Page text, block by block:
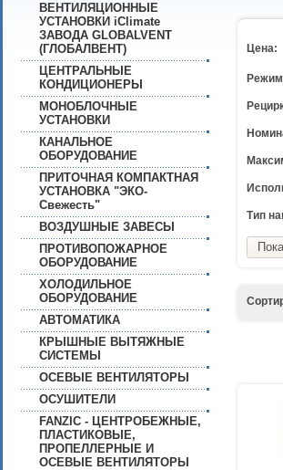
Цена:
Режим
Тип
ВЕНТИЛЯЦИОННЫЕ
УСТАНОВКИ iClimate
ЗАВОДА GLOBALVENT
(ГЛОБАЛВЕНТ)
ЦЕНТРАЛЬНЫЕ
КОНДИЦИОНЕРЫ
МОНОБЛОЧНЫЕ
УСТАНОВКИ
КАНАЛЬНОЕ
ОБОРУДОВАНИЕ
ПРИТОЧНАЯ КОМПАКТНАЯ
УСТАНОВКА "ЭКО-
Свежесть"
ВОЗДУШНЫЕ ЗАВЕСЫ
ПРОТИВОПОЖАРНОЕ
ОБОРУДОВАНИЕ
ХОЛОДИЛЬНОЕ
ОБОРУДОВАНИЕ
АВТОМАТИКА
КРЫШНЫЕ ВЫТЯЖНЫЕ
СИСТЕМЫ
ОСЕВЫЕ ВЕНТИЛЯТОРЫ
ОСУШИТЕЛИ
FANZIC - ЦЕНТРОБЕЖНЫЕ,
ПЛАСТИКОВЫЕ,
ПРОПЕЛЛЕРНЫЕ И
ОСЕВЫЕ ВЕНТИЛЯТОРЫ